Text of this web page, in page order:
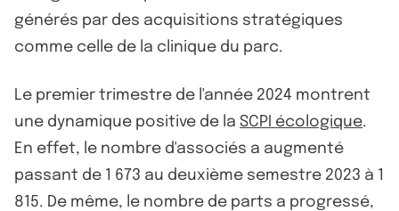
générés par des acquisitions stratégiques
comme celle de la clinique du parc.
Le premier trimestre de l'année 2024 montrent
une dynamique positive de la SCPI écologique.
En effet, le nombre d'associés a augmenté
passant de 1 673 au deuxième semestre 2023 à 1
815. De même, le nombre de parts a progressé,